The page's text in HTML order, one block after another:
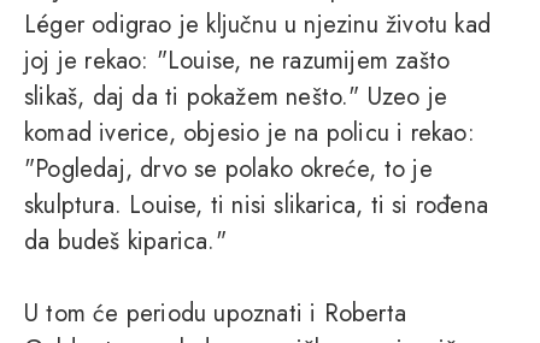
Léger odigrao je ključnu u njezinu životu kad
joj je rekao: "Louise, ne razumijem zašto
slikaš, daj da ti pokažem nešto." Uzeo je
komad iverice, objesio je na policu i rekao:
"Pogledaj, drvo se polako okreće, to je
skulptura. Louise, ti nisi slikarica, ti si rođena
da budeš kiparica."
U tom će periodu upoznati i Roberta